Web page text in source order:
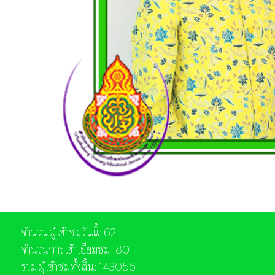
จำนวนผู้เข้าชมวันนี้: 62
จำนวนการเข้าเยี่ยมชม: 80
รวมผู้เข้าชมทั้งสิ้น: 143056